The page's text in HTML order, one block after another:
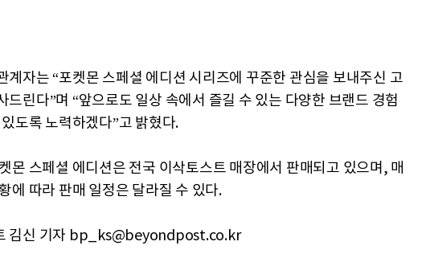
계자는 “포켓몬 스페셜 에디션 시리즈에 꾸준한 관심을 보내주신 고
드린다”며 “앞으로도 일상 속에서 즐길 수 있는 다양한 브랜드 경험
도록 노력하겠다”고 밝혔다.
몬 스페셜 에디션은 전국 이삭토스트 매장에서 판매되고 있으며, 매
에 따라 판매 일정은 달라질 수 있다.
김신 기자 bp_ks@beyondpost.co.kr